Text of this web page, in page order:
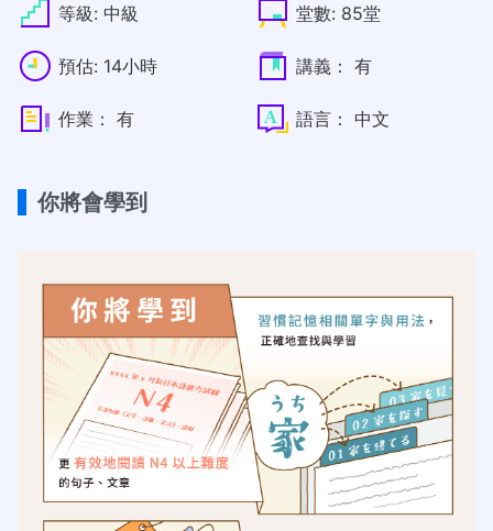
等級: 中級 堂數: 85堂
預估: 14小時 講義： 有
作業： 有 語言： 中文
你將會學到